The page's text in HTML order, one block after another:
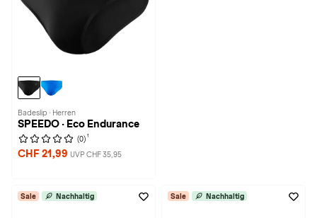
Badeslip · Herren
SPEEDO · Eco Endurance
(0) 1
CHF 21,99 UVP CHF 35,95
Sale Nachhaltig Sale Nachhaltig